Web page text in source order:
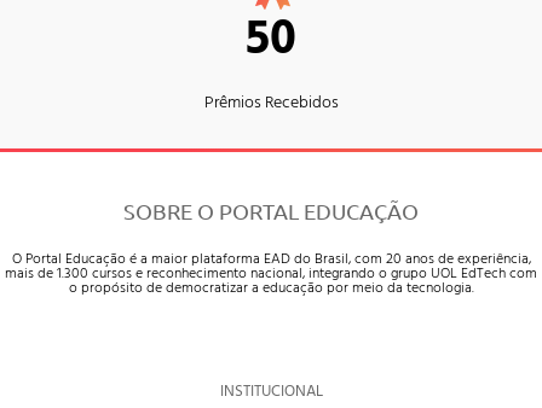
50
Prêmios Recebidos
SOBRE O PORTAL EDUCAÇÃO
O Portal Educação é a maior plataforma EAD do Brasil, com 20 anos de experiência,
mais de 1.300 cursos e reconhecimento nacional, integrando o grupo UOL EdTech com
o propósito de democratizar a educação por meio da tecnologia.
INSTITUCIONAL